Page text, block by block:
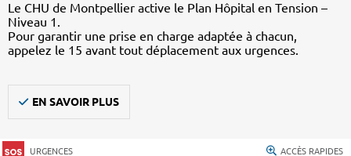
Le CHU de Montpellier active le Plan Hôpital en Tension –
Niveau 1.
Pour garantir une prise en charge adaptée à chacun,
appelez le 15 avant tout déplacement aux urgences.
EN SAVOIR PLUS
URGENCES ACCÈS RAPIDES